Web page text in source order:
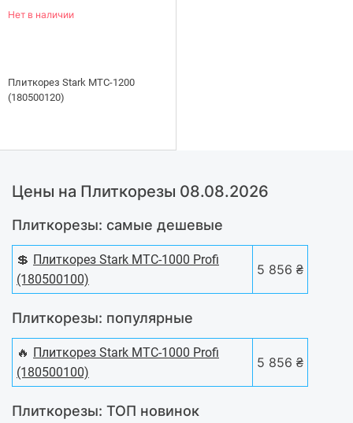
Нет в наличии
Плиткорез Stark MTC-1200
(180500120)
Цены на Плиткорезы 08.08.2026
Плиткорезы: самые дешевые
💲 Плиткорез Stark MTC-1000 Profi
(180500100)
5 856 ₴
Плиткорезы: популярные
🔥 Плиткорез Stark MTC-1000 Profi
(180500100)
5 856 ₴
Плиткорезы: ТОП новинок